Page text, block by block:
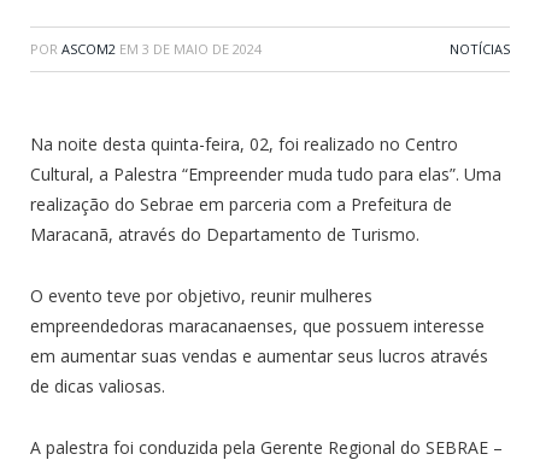
POR ASCOM2 EM 3 DE MAIO DE 2024 NOTÍCIAS
Na noite desta quinta-feira, 02, foi realizado no Centro
Cultural, a Palestra “Empreender muda tudo para elas”. Uma
realização do Sebrae em parceria com a Prefeitura de
Maracanã, através do Departamento de Turismo.
O evento teve por objetivo, reunir mulheres
empreendedoras maracanaenses, que possuem interesse
em aumentar suas vendas e aumentar seus lucros através
de dicas valiosas.
A palestra foi conduzida pela Gerente Regional do SEBRAE –